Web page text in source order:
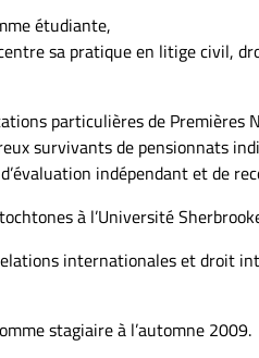
étudiante,
sa pratique en litige civil,
particulières de Premières
survivants de pensionnats
indépendant et de
à l’Université
internationales et droit
stagiaire à l’automne 2009.